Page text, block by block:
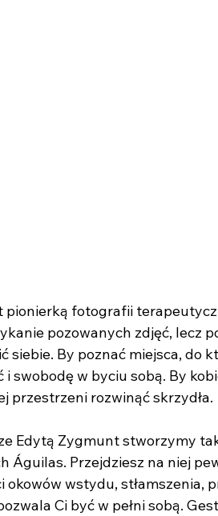
fotografii
pozowanych zdjęć, lecz
siebie. By poznać miejsca, do
swobodę w byciu sobą. By
przestrzeni rozwinąć skrzydła.
Edytą Zygmunt stworzymy
Águilas. Przejdziesz na niej
okowów wstydu, stłamszenia,
Ci być w pełni sobą.